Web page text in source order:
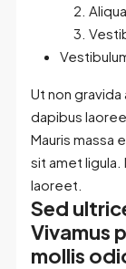
Ut non
dapibus
Mauris massa
sit amet
laoreet.
Sed
Vivamus
mollis